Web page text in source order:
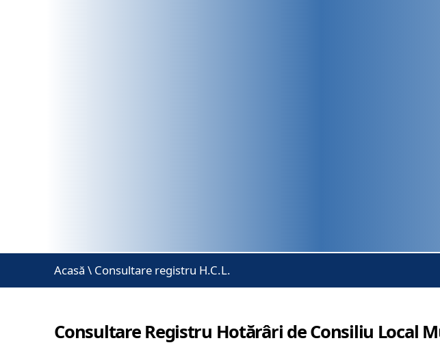
Acasă \ Consultare registru H.C.L.
Consultare Registru Hotărâri de Consiliu Local